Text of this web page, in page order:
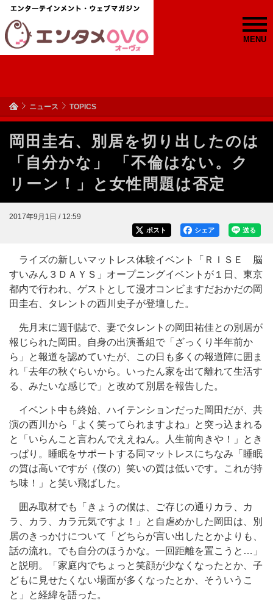
MENU
ニュース TOPICS
岡田圭右、別居を切り出したのは
「自分かな」 「不倫はない。ク
リーン！」と女性問題は否定
2017年9月1日 / 12:59
送る
シェア
ポスト
ライズの新しいマットレス体験イベント「ＲＩＳＥ 脳
すいみん３ＤＡＹＳ」オープニングイベントが１日、東京
都内で行われ、ゲストとして漫才コンビますだおかだの岡
田圭右、タレントの西川史子が登壇した。
先月末に週刊誌で、妻でタレントの岡田祐佳との別居が
報じられた岡田。自身の出演番組で「ざっくり半年前か
ら」と報道を認めていたが、この日も多くの報道陣に囲ま
れ「去年の秋ぐらいから。いったん家を出て離れて生活す
る、みたいな感じで」と改めて別居を報告した。
イベント中も終始、ハイテンションだった岡田だが、共
演の西川から「よく笑ってられますよね」と突っ込まれる
と「いらんこと言わんでええねん。人生前向きや！」とき
っぱり。睡眠をサポートする同マットレスにちなみ「睡眠
の質は高いですが（僕の）笑いの質は低いです。これが持
ち味！」と笑い飛ばした。
囲み取材でも「きょうの僕は、ご存じの通りカラ、カ
ラ、カラ、カラ元気ですよ！」と自虐めかした岡田は、別
居のきっかけについて「どちらが言い出したとかよりも、
話の流れ。でも自分のほうかな。一回距離を置こうと…」
と説明。「家庭内でちょっと笑顔が少なくなったとか、子
どもに見せたくない場面が多くなったとか、そういうこ
と」と経緯を語った。